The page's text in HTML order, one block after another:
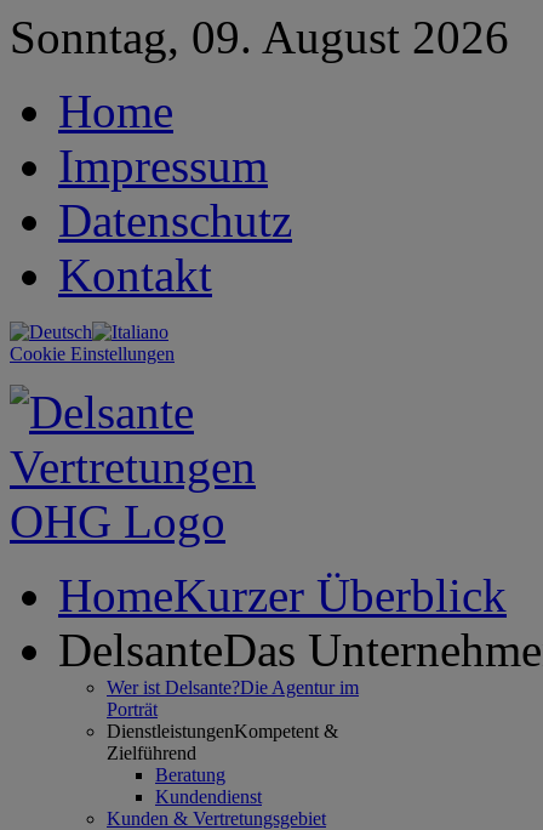
Sonntag, 09. August 2026
Home
Impressum
Datenschutz
Kontakt
Cookie Einstellungen
HomeKurzer Überblick
DelsanteDas
Wer ist Delsante?Die Agentur im
Porträt
DienstleistungenKompetent &
Zielführend
Beratung
Kundendienst
Kunden & Vertretungsgebiet